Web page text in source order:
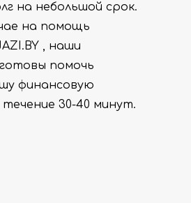
на небольшой срок.
на помощь
, наши
помочь
финансовую
течение 30-40 минут.